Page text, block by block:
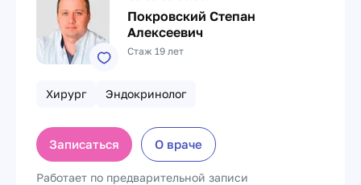
Покровский Степан
Алексеевич
Стаж 19 лет
Хирург Эндокринолог
Записаться О враче
Работает по предварительной записи